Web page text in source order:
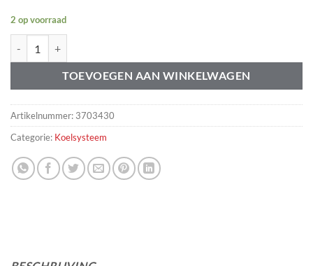
2 op voorraad
TOEVOEGEN AAN WINKELWAGEN
Artikelnummer: 3703430
Categorie: Koelsysteem